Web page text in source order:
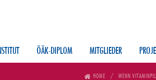
ÖÄK-DIPLOM MITGLIEDER
HOME WENN